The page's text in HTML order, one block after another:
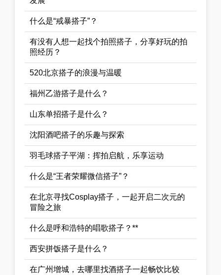
什么是“戒暴搭子”？
有没有人想一起找个拍照搭子，分享好玩的拍
照经历？
520北京搭子的浪漫与温暖
福州乙游搭子是什么？
山东单招搭子是什么？
沈阳酒吧搭子的乐趣与探索
羽毛球搭子平湖：挥拍启航，乐享运动
什么是“王者荣耀微信搭子”？
在北京寻找Cosplay搭子，一起开启二次元的
冒险之旅
什么是呼和浩特的唱歌搭子？**
西安拼饭搭子是什么？
在广州增城，去哪里找酒搭子一起畅饮比较